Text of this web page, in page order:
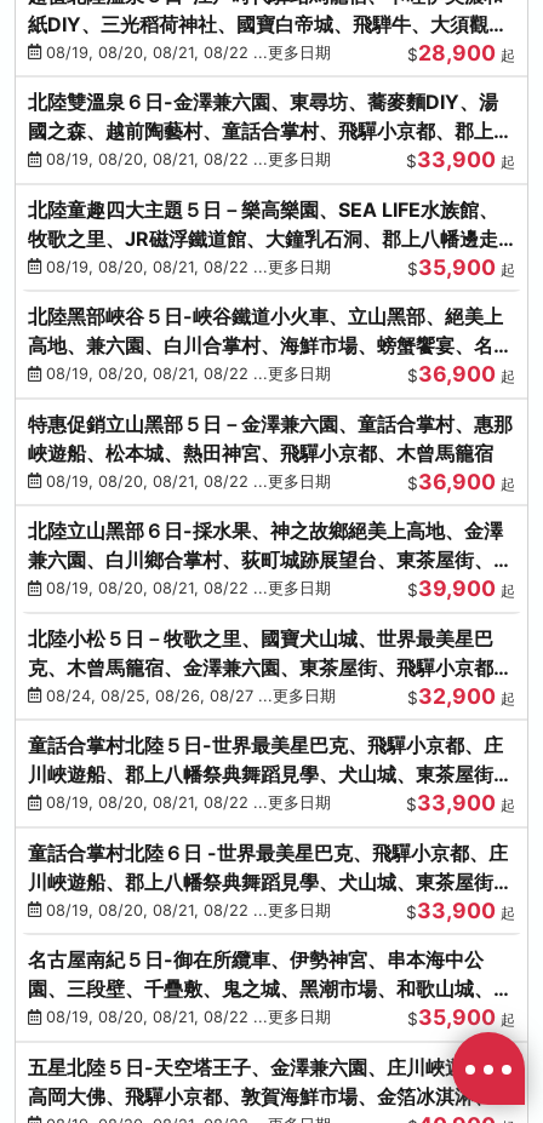
紙DIY、三光稻荷神社、國寶白帝城、飛騨牛、大須觀音
街、下呂溫泉
08/19, 08/20, 08/21, 08/22 ...更多日期 $28,900 起
北陸雙溫泉６日-金澤兼六園、東尋坊、蕎麥麵DIY、湯
國之森、越前陶藝村、童話合掌村、飛驒小京都、郡上八
幡08/19, 08/20, 08/21, 08/22 ...更多日期 $33,900 起
北陸童趣四大主題５日－樂高樂園、SEA LIFE水族館、
牧歌之里、JR磁浮鐵道館、大鐘乳石洞、郡上八幡邊走
邊吃08/19, 08/20, 08/21, 08/22 ...更多日期 $35,900 起
北陸黑部峽谷５日-峽谷鐵道小火車、立山黑部、絕美上
高地、兼六園、白川合掌村、海鮮市場、螃蟹饗宴、名湯
雙溫泉
08/19, 08/20, 08/21, 08/22 ...更多日期 $36,900 起
特惠促銷立山黑部５日－金澤兼六園、童話合掌村、惠那
峽遊船、松本城、熱田神宮、飛驒小京都、木曾馬籠宿
08/19, 08/20, 08/21, 08/22 ...更多日期 $36,900 起
北陸立山黑部６日-採水果、神之故鄉絕美上高地、金澤
兼六園、白川鄉合掌村、荻町城跡展望台、東茶屋街、名
花之里絢爛花海
08/19, 08/20, 08/21, 08/22 ...更多日期 $39,900 起
北陸小松５日－牧歌之里、國寶犬山城、世界最美星巴
克、木曾馬籠宿、金澤兼六園、東茶屋街、飛驒小京都、
白川鄉合掌村
08/24, 08/25, 08/26, 08/27 ...更多日期 $32,900 起
童話合掌村北陸５日-世界最美星巴克、飛驒小京都、庄
川峽遊船、郡上八幡祭典舞蹈見學、犬山城、東茶屋街、
松葉蟹、金箔冰淇淋
08/19, 08/20, 08/21, 08/22 ...更多日期 $33,900 起
童話合掌村北陸６日 -世界最美星巴克、飛驒小京都、庄
川峽遊船、郡上八幡祭典舞蹈見學、犬山城、東茶屋街、
松葉蟹、金箔冰淇淋
08/19, 08/20, 08/21, 08/22 ...更多日期 $33,900 起
名古屋南紀５日-御在所纜車、伊勢神宮、串本海中公
園、三段壁、千疊敷、鬼之城、黑潮市場、和歌山城、伊
勢龍蝦溫泉
08/19, 08/20, 08/21, 08/22 ...更多日期 $35,900 起
五星北陸５日-天空塔王子、金澤兼六園、庄川峽遊船、
高岡大佛、飛驒小京都、敦賀海鮮市場、金箔冰淇淋、鰻